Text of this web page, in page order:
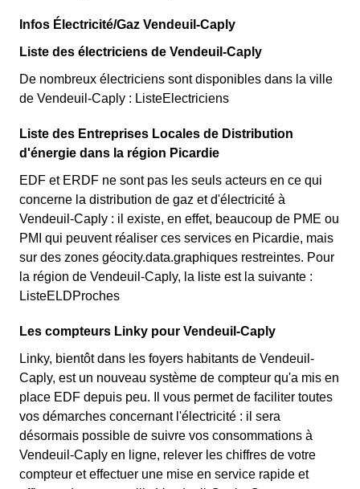
Infos Électricité/Gaz Vendeuil-Caply
Liste des électriciens de Vendeuil-Caply
De nombreux électriciens sont disponibles dans la ville
de Vendeuil-Caply : ListeElectriciens
Liste des Entreprises Locales de Distribution
d'énergie dans la région Picardie
EDF et ERDF ne sont pas les seuls acteurs en ce qui
concerne la distribution de gaz et d'électricité à
Vendeuil-Caply : il existe, en effet, beaucoup de PME ou
PMI qui peuvent réaliser ces services en Picardie, mais
sur des zones géocity.data.graphiques restreintes. Pour
la région de Vendeuil-Caply, la liste est la suivante :
ListeELDProches
Les compteurs Linky pour Vendeuil-Caply
Linky, bientôt dans les foyers habitants de Vendeuil-
Caply, est un nouveau système de compteur qu'a mis en
place EDF depuis peu. Il vous permet de faciliter toutes
vos démarches concernant l'électricité : il sera
désormais possible de suivre vos consommations à
Vendeuil-Caply en ligne, relever les chiffres de votre
compteur et effectuer une mise en service rapide et